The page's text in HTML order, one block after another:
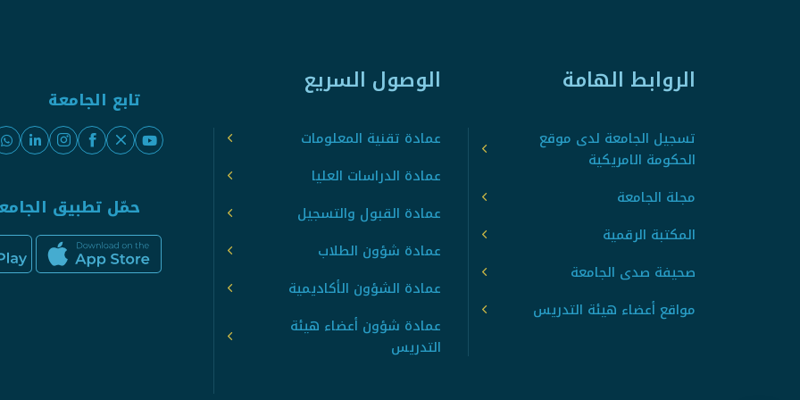
الروابط الهامة
تسجيل الجامعة لدى موقع
الحكومة الامريكية
مجلة الجامعة
المكتبة الرقمية
صحيفة صدى الجامعة
مواقع أعضاء هيئة التدريس
الوصول السريع
عمادة تقنية المعلومات
عمادة الدراسات العليا
عمادة القبول والتسجيل
عمادة شؤون الطلاب
عمادة الشؤون الأكاديمية
عمادة شؤون أعضاء هيئة
التدريس
تابع الجامعة
حمّل تطبيق